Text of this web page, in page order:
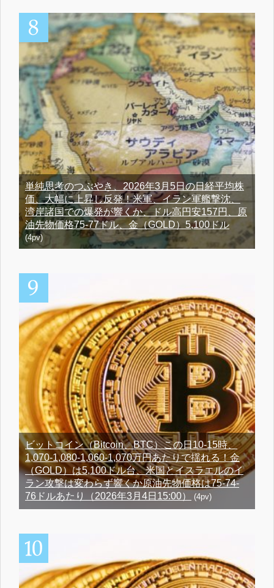
単純思考のつぶやき、2026年3月5日の日経平均株
価、大幅に上昇し反発！米軍、イラン軍艦撃沈、
湾岸諸国での爆発が響くか、ドル高円安157円、原
油先物価格75-77ドル、金（GOLD）5,100ドル
(4pv)
ビットコイン（Bitcoin、BTC）この日10-15時、
1,070-1,080-1,060-1,070万円あたりで揺れる！金
（GOLD）は5,100ドル台、米国とイスラエルのイ
ラン攻撃は変わらず響くか原油先物価格は75-74-
76ドルあたり（2026年3月4日15:00）
(4pv)